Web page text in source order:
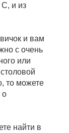
С, и из
и вам
с очень
или
то можете
о
найти в